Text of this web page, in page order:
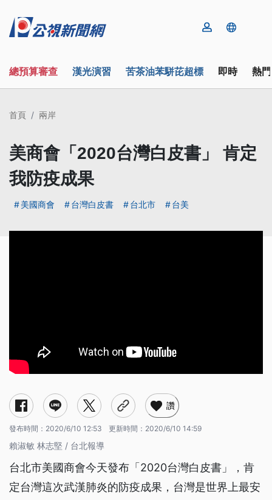
總預算審查 漢光演習 苦茶油苯駢芘超標 即時 熱
首頁 兩岸
美商會「2020台灣白皮書」 肯定
我防疫成果
美國商會 台灣白皮書 台北市 台美
讚
發布時間： 2020/6/10 12:53 更新時間： 2020/6/10 14:59
賴淑敏 林志堅 / 台北報導
台北市美國商會今天發布「2020台灣白皮書」，肯
定台灣這次武漢肺炎的防疫成果，台灣是世界上最安